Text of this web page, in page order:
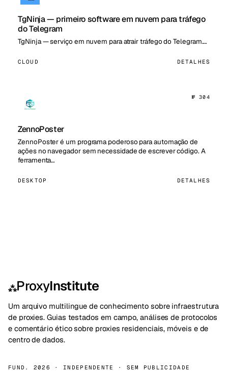
TgNinja — primeiro software em nuvem para tráfego
do Telegram
TgNinja — serviço em nuvem para atrair tráfego do Telegram.…
CLOUD DETALHES
№ 304
ZennoPoster
ZennoPoster é um programa poderoso para automação de
ações no navegador sem necessidade de escrever código. A
ferramenta…
DESKTOP DETALHES
⁂ProxyInstitute
Um arquivo multilingue de conhecimento sobre infraestrutura
de proxies. Guias testados em campo, análises de protocolos
e comentário ético sobre proxies residenciais, móveis e de
centro de dados.
FUND. 2026 · INDEPENDENTE · SEM PUBLICIDADE